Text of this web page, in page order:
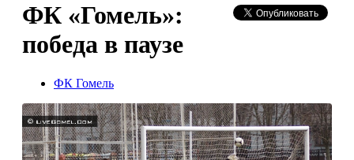
ФК «Гомель»:
победа в паузе
ФК Гомель